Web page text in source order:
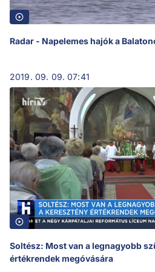
Radar - Napelemes hajók a
2019. 09. 09. 07:41
Soltész: Most van a legnagyobb
értékrendek megóvására